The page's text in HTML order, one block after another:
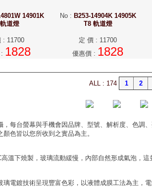
14901K
道燈
: 11700
1828
No: B253-14904K 14905K
T8 軌道燈
定 價 : 11700
優惠價 : 1828
ALL : 174 1 2
，每台螢幕與手機會因品牌、型號、解析度、色調
色皆以您所收到之實品為主。
高溫下燒製，玻璃流動緩慢，內部自然形成氣泡，
璃電鍍技術呈現豐富色彩，以液體成膜工法為主，